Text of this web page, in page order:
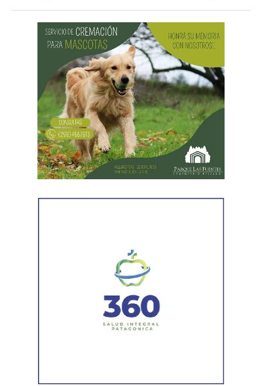
Desde Vialidad Nacional informaron que,durante las
próximas semanas, el operativo de bacheo será
reforzado con dos nuevas cuadrillas de trabajo y dos
camiones bacheadores, lo que permitirá incrementar
el ritmo de ejecución y optimizar las tareas de
mantenimiento en distintos puntos del Alto Valle.
Por otra parte, el organismo avanza con el relevamiento
sectores más deteriorados y mejorar las condiciones de